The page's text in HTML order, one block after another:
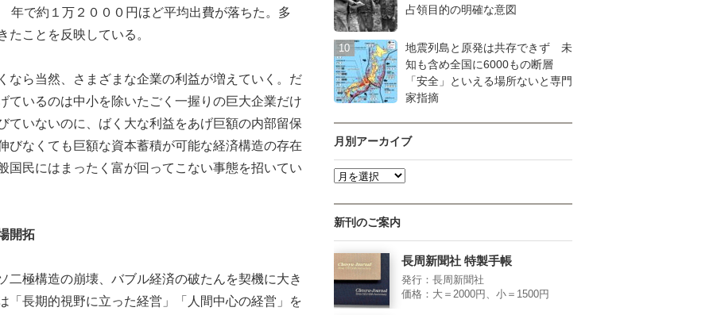
年で約１万２０００円ほど平均出費が落ちた。多
たことを反映している。
ら当然、さまざまな企業の利益が増えていく。だ
ているのは中小を除いたごく一握りの巨大企業だけ
ていないのに、ばく大な利益をあげ巨額の内部留保
びなくても巨額な資本蓄積が可能な経済構造の存在
国民にはまったく富が回ってこない事態を招いてい
開拓
極構造の崩壊、バブル経済の破たんを契機に大き
「長期的視野に立った経営」「人間中心の経営」を
占領目的の明確な意図
地震列島と原発は共存できず 未
知も含め全国に6000もの断層
「安全」といえる場所ないと専門
家指摘
月別アーカイブ
新刊のご案内
長周新聞社 特製手帳
発行：長周新聞社
価格：大＝2000円、小＝1500円